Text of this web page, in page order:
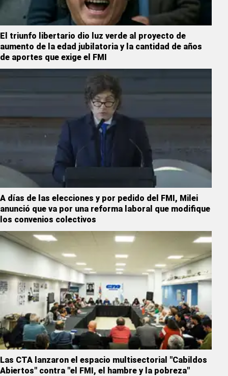
El triunfo libertario dio luz verde al proyecto de
aumento de la edad jubilatoria y la cantidad de años
de aportes que exige el FMI
A días de las elecciones y por pedido del FMI, Milei
anunció que va por una reforma laboral que modifique
los convenios colectivos
Las CTA lanzaron el espacio multisectorial "Cabildos
Abiertos" contra "el FMI, el hambre y la pobreza"